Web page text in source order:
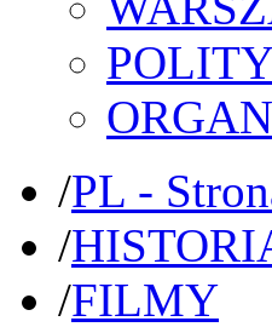
/PL -
/
/FILMY